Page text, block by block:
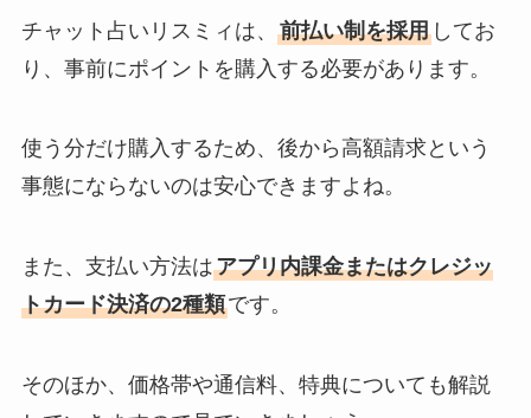
チャット占いリスミィは、 前払い制を採用してお
り、事前にポイントを購入する必要があります。
使う分だけ購入するため、後から高額請求という
事態にならないのは安心できますよね。
また、支払い方法はアプリ内課金またはクレジッ
トカード決済の2種類です。
そのほか、価格帯や通信料、特典についても解説